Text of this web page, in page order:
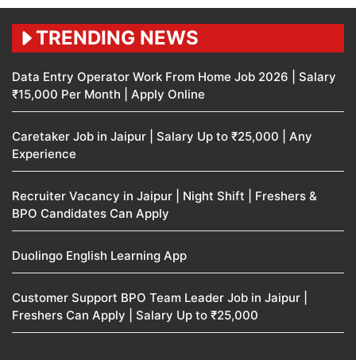
TRENDING NEWS
Data Entry Operator Work From Home Job 2026 | Salary
₹15,000 Per Month | Apply Online
Caretaker Job in Jaipur | Salary Up to ₹25,000 | Any
Experience
Recruiter Vacancy in Jaipur | Night Shift | Freshers &
BPO Candidates Can Apply
Duolingo English Learning App
Customer Support BPO Team Leader Job in Jaipur |
Freshers Can Apply | Salary Up to ₹25,000